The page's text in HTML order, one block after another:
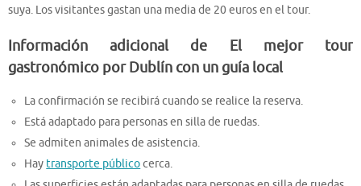
suya. Los visitantes gastan una media de 20 euros en el tour.
Información adicional de El mejor tour
gastronómico por Dublín con un guía local
La confirmación se recibirá cuando se realice la reserva.
Está adaptado para personas en silla de ruedas.
Se admiten animales de asistencia.
Hay transporte públicocerca.